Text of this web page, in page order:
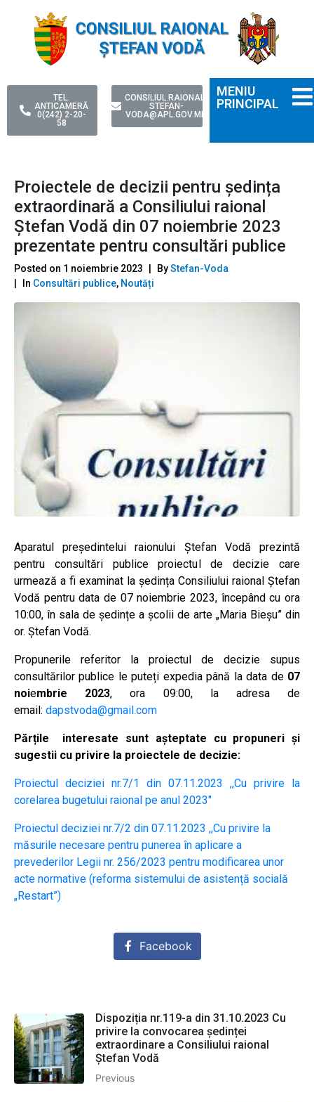
TEL.
ANTICAMERĂ
0(242) 2-20-
58
CONSILIUL.RAIONAL-
STEFAN-
VODA@APL.GOV.MD
MENIU
PRINCIPAL
Proiectele de decizii pentru ședința
extraordinară a Consiliului raional
Ștefan Vodă din 07 noiembrie 2023
prezentate pentru consultări publice
Posted on 1 noiembrie 2023 ByStefan-Voda
In Consultări publice, Noutăți
Aparatul președintelui raionului Ștefan Vodă prezintă
pentru consultări publice proiectul de decizie care
urmează a fi examinat la ședința Consiliului raional Ștefan
Vodă pentru data de 07 noiembrie 2023, începând cu ora
10:00, în sala de ședințe a școlii de arte „Maria Bieșu” din
or. Ștefan Vodă.
Propunerile referitor la proiectul de decizie supus
consultărilor publice le puteți expedia până la data de 07
noiembrie 2023, ora 09:00, la adresa de
email: dapstvoda@gmail.com
Părțile interesate sunt așteptate cu propuneri și
sugestii cu privire la proiectele de decizie:
Proiectul deciziei nr.7/1 din 07.11.2023 ,,Cu privire la
corelarea bugetului raional pe anul 2023″
Proiectul deciziei nr.7/2 din 07.11.2023 ,,Cu privire la
măsurile necesare pentru punerea în aplicare a
prevederilor Legii nr. 256/2023 pentru modificarea unor
acte normative (reforma sistemului de asistență socială
„Restart”)
Facebook
Dispoziția nr.119-a din 31.10.2023 Cu
privire la convocarea ședinței
extraordinare a Consiliului raional
Ștefan Vodă
Previous